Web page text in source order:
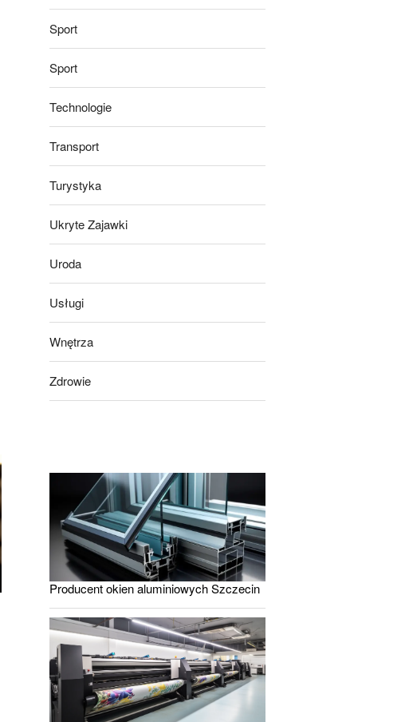
Sport
Sport
Technologie
Transport
Turystyka
Ukryte Zajawki
Uroda
Usługi
Wnętrza
Zdrowie
Producent okien aluminiowych Szczecin